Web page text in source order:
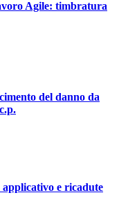
Agile: timbratura
del danno da
e ricadute